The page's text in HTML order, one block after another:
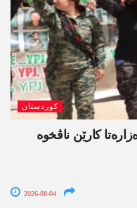
کوردستان
کارێن ناڤخوە
2026-08-04